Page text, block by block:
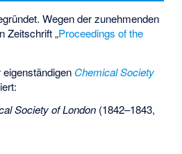
Wegen der zunehmenden
Zeitschrift „Proceedings of the
Chemical Society
Society of London(1842–1843,